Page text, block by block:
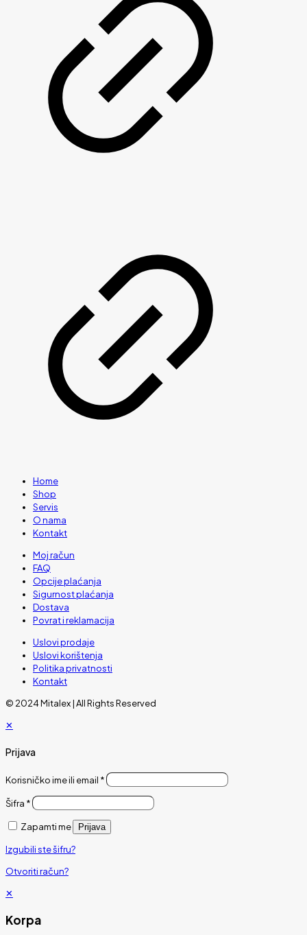
Home
Shop
Servis
O nama
Kontakt
Moj račun
FAQ
Opcije plaćanja
Sigurnost plaćanja
Dostava
Povrat i reklamacija
Uslovi prodaje
Uslovi korištenja
Politika privatnosti
Kontakt
© 2024 Mitalex | All Rights Reserved
✕
Prijava
Korisničko ime ili email *
Šifra *
Zapamti me Prijava
Izgubili ste šifru?
Otvoriti račun?
✕
Korpa